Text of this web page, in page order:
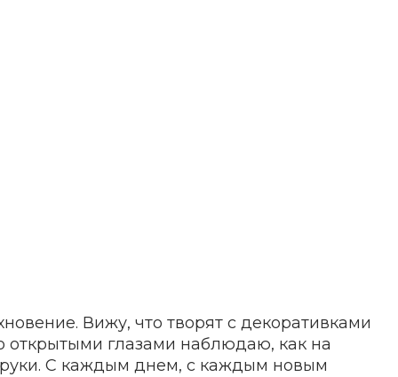
Вижу, что творят с декоративками
открытыми глазами наблюдаю, как на
С каждым днем, с каждым новым